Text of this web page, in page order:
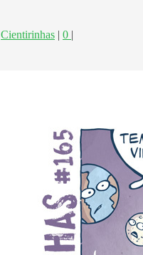
Cientirinhas | 0 |